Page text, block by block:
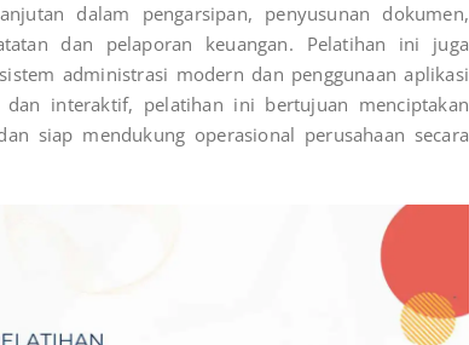
dalam pengarsipan, penyusunan dokumen,
dan pelaporan keuangan. Pelatihan ini juga
administrasi modern dan penggunaan aplikasi
interaktif, pelatihan ini bertujuan menciptakan
siap mendukung operasional perusahaan secara